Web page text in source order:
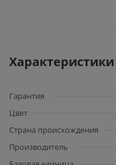
Характеристики
Гарантия
Цвет
Страна происхождения
Производитель